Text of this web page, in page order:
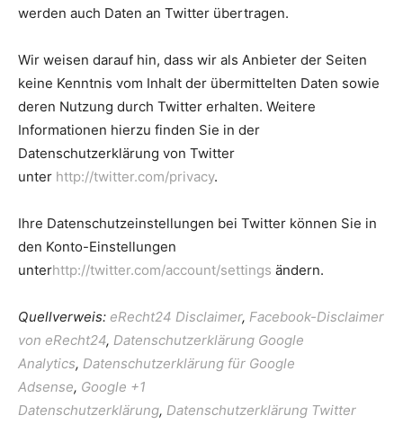
werden auch Daten an Twitter übertragen.
Wir weisen darauf hin, dass wir als Anbieter der Seiten
keine Kenntnis vom Inhalt der übermittelten Daten sowie
deren Nutzung durch Twitter erhalten. Weitere
Informationen hierzu finden Sie in der
Datenschutzerklärung von Twitter
unter http://twitter.com/privacy.
Ihre Datenschutzeinstellungen bei Twitter können Sie in
den Konto-Einstellungen
unterhttp://twitter.com/account/settings ändern.
Quellverweis: eRecht24 Disclaimer, Facebook-Disclaimer
von eRecht24, Datenschutzerklärung Google
Analytics, Datenschutzerklärung für Google
Adsense, Google +1
Datenschutzerklärung, Datenschutzerklärung Twitter